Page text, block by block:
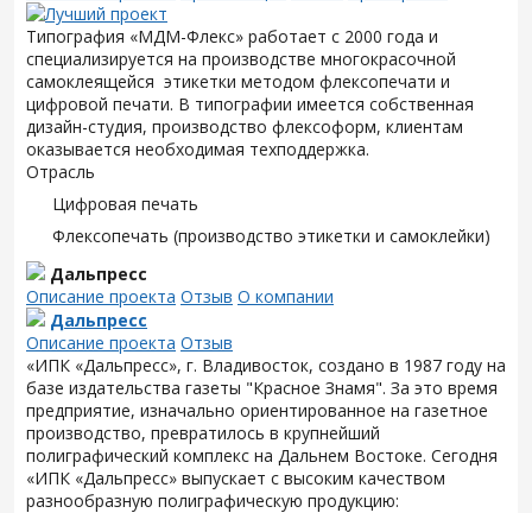
Типография «МДМ-Флекс» работает с 2000 года и
специализируется на производстве многокрасочной
самоклеящейся этикетки методом флексопечати и
цифровой печати. В типографии имеется собственная
дизайн-студия, производство флексоформ, клиентам
оказывается необходимая техподдержка.
Отрасль
Цифровая печать
Флексопечать (производство этикетки и самоклейки)
Дальпресс
Описание проекта Отзыв О компании
Дальпресс
Описание проекта Отзыв
«ИПК «Дальпресс», г. Владивосток, создано в 1987 году на
базе издательства газеты "Красное Знамя". За это время
предприятие, изначально ориентированное на газетное
производство, превратилось в крупнейший
полиграфический комплекс на Дальнем Востоке. Сегодня
«ИПК «Дальпресс» выпускает с высоким качеством
разнообразную полиграфическую продукцию: